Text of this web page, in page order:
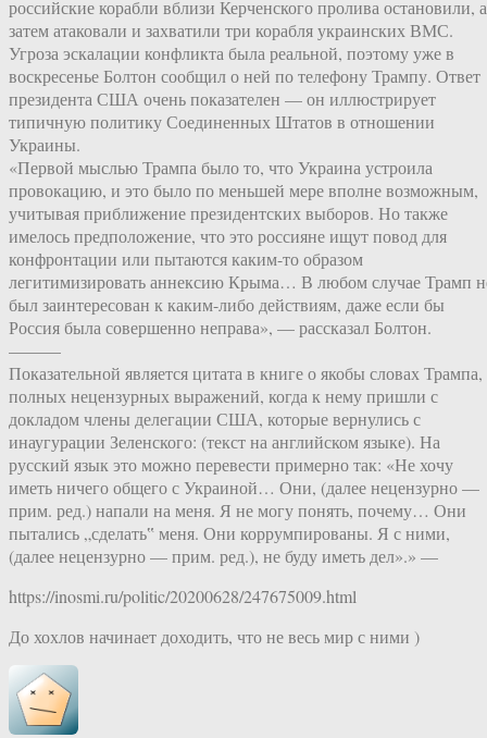
российские корабли вблизи Керченского пролива остановили, а
затем атаковали и захватили три корабля украинских ВМС.
Угроза эскалации конфликта была реальной, поэтому уже в
воскресенье Болтон сообщил о ней по телефону Трампу. Ответ
президента США очень показателен — он иллюстрирует
типичную политику Соединенных Штатов в отношении
Украины.
«Первой мыслью Трампа было то, что Украина устроила
провокацию, и это было по меньшей мере вполне возможным,
учитывая приближение президентских выборов. Но также
имелось предположение, что это россияне ищут повод для
конфронтации или пытаются каким-то образом
легитимизировать аннексию Крыма… В любом случае Трамп
был заинтересован к каким-либо действиям, даже если бы
Россия была совершенно неправа», — рассказал Болтон.
———
Показательной является цитата в книге о якобы словах Трампа,
полных нецензурных выражений, когда к нему пришли с
докладом члены делегации США, которые вернулись с
инаугурации Зеленского: (текст на английском языке). На
русский язык это можно перевести примерно так: «Не хочу
иметь ничего общего с Украиной… Они, (далее нецензурно —
прим. ред.) напали на меня. Я не могу понять, почему… Они
пытались „сделать‟ меня. Они коррумпированы. Я с ними,
(далее нецензурно — прим. ред.), не буду иметь дел».» —
https://inosmi.ru/politic/20200628/247675009.html
До хохлов начинает доходить, что не весь мир с ними )